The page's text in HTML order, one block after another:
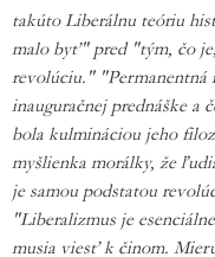
takúto Liberálnu teóriu
malo byť" pred "tým, čo
revolúciu." "Permanentná
inauguračnej prednáške a
bola kulmináciou jeho
myšlienka morálky, že
je samou podstatou
"Liberalizmus je
musia viesť k činom.